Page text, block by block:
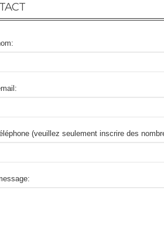
(veuillez seulement inscrire des